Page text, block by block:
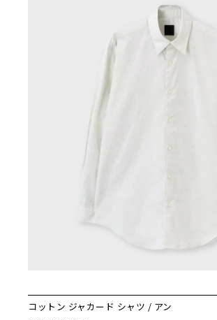
コットン ジャカード シャツ / アン